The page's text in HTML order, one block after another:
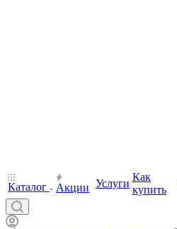
Каталог Акции Услуги
Как
купить